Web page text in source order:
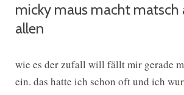
micky maus macht matsch
allen
wie es der zufall will fällt mir gerade
ein. das hatte ich schon oft und ich